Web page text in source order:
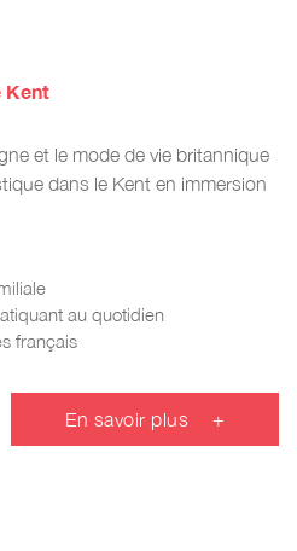
Kent
et le mode de vie britannique
dans le Kent en immersion
au quotidien
français
En savoir plus +